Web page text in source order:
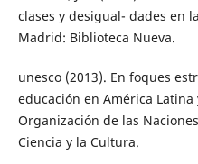
clases y desigual- dades en
Madrid: Biblioteca Nueva.
unesco (2013). En foques
educación en América
Organización de las
Ciencia y la Cultura.